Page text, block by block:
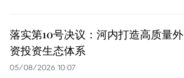
落实第10号决议：河内打造高质量外
资投资生态体系
05/08/2026 10:07